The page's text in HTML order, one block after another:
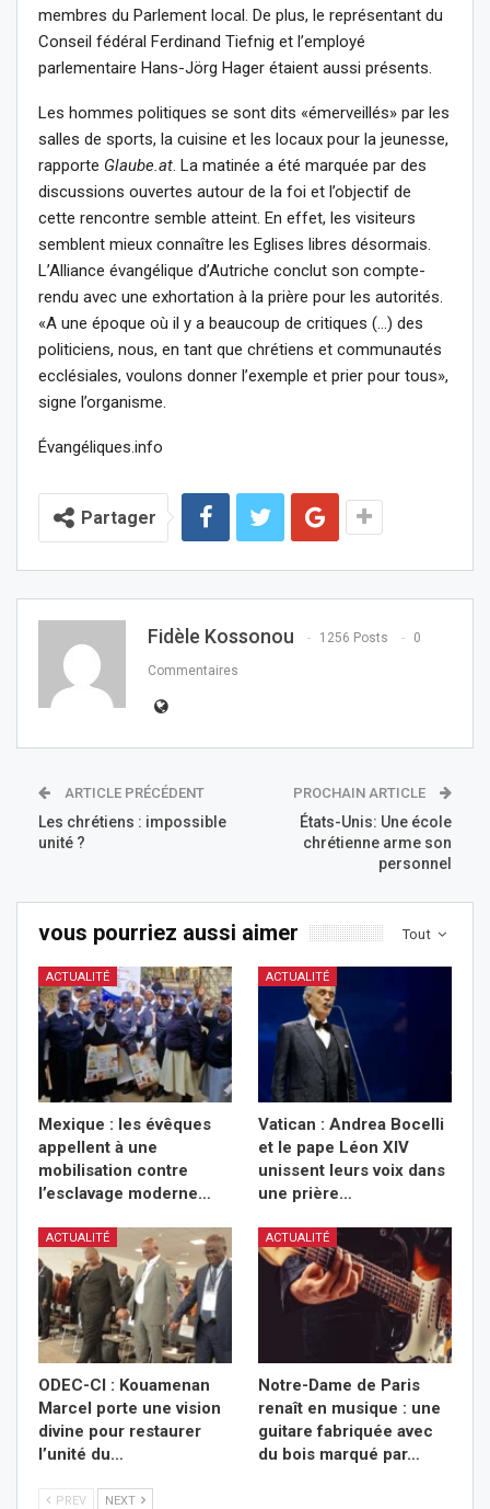
membres du Parlement local. De plus, le représentant du
Conseil fédéral Ferdinand Tiefnig et l’employé
parlementaire Hans-Jörg Hager étaient aussi présents.
Les hommes politiques se sont dits «émerveillés» par les
salles de sports, la cuisine et les locaux pour la jeunesse,
rapporte Glaube.at. La matinée a été marquée par des
discussions ouvertes autour de la foi et l’objectif de
cette rencontre semble atteint. En effet, les visiteurs
semblent mieux connaître les Eglises libres désormais.
L’Alliance évangélique d’Autriche conclut son compte-
rendu avec une exhortation à la prière pour les autorités.
«A une époque où il y a beaucoup de critiques (…) des
politiciens, nous, en tant que chrétiens et communautés
ecclésiales, voulons donner l’exemple et prier pour tous»,
signe l’organisme.
Évangéliques.info
Partager
Fidèle Kossonou 1256 Posts 0
Commentaires
ARTICLE PRÉCÉDENT
Les chrétiens : impossible
unité ?
PROCHAIN ARTICLE
États-Unis: Une école
chrétienne arme son
personnel
Tout
vous pourriez aussi aimer
ACTUALITÉ
Mexique : les évêques
appellent à une
mobilisation contre
l’esclavage moderne…
ACTUALITÉ
Vatican : Andrea Bocelli
et le pape Léon XIV
unissent leurs voix dans
une prière…
ACTUALITÉ
ODEC-CI : Kouamenan
Marcel porte une vision
divine pour restaurer
l’unité du…
ACTUALITÉ
Notre-Dame de Paris
renaît en musique : une
guitare fabriquée avec
du bois marqué par…
PREV NEXT